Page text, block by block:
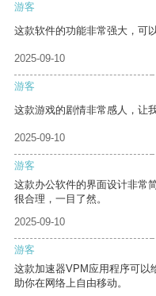
游客
这款软件的功能非常强大，可
2025-09-10
游客
这款游戏的剧情非常感人，让
2025-09-10
游客
这款办公软件的界面设计非常
很合理，一目了然。
2025-09-10
游客
这款加速器VPM应用程序可以
助你在网络上自由移动。